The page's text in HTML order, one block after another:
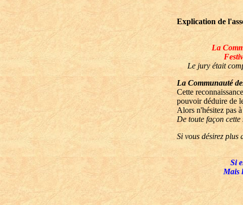
Explication de
La
Le jury était
La Communauté
Cette
pouvoir déduire de
Alors n'hésitez pas
De toute façon
Si vous désirez plus
Si
Mais